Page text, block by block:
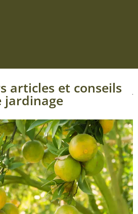
articles et conseils
jardinage